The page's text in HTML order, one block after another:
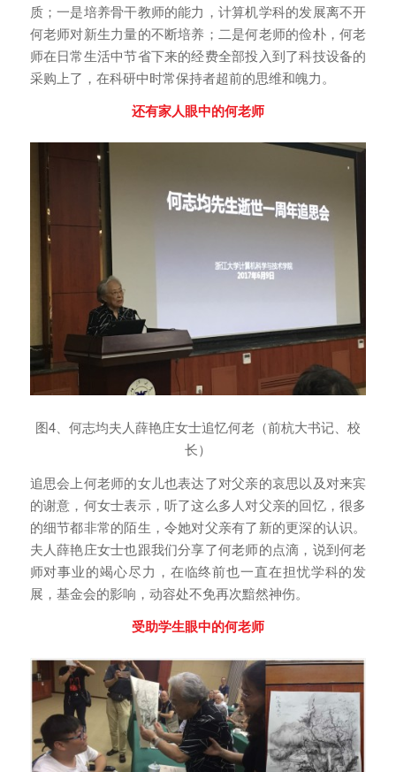
质；一是培养骨干教师的能力，计算机学科的发展离不开
何老师对新生力量的不断培养；二是何老师的俭朴，何老
师在日常生活中节省下来的经费全部投入到了科技设备的
采购上了，在科研中时常保持者超前的思维和魄力。
还有家人眼中的何老师
图4、何志均夫人薛艳庄女士追忆何老（前杭大书记、校
长）
追思会上何老师的女儿也表达了对父亲的哀思以及对来宾
的谢意，何女士表示，听了这么多人对父亲的回忆，很多
的细节都非常的陌生，令她对父亲有了新的更深的认识。
夫人薛艳庄女士也跟我们分享了何老师的点滴，说到何老
师对事业的竭心尽力，在临终前也一直在担忧学科的发
展，基金会的影响，动容处不免再次黯然神伤。
受助学生眼中的何老师